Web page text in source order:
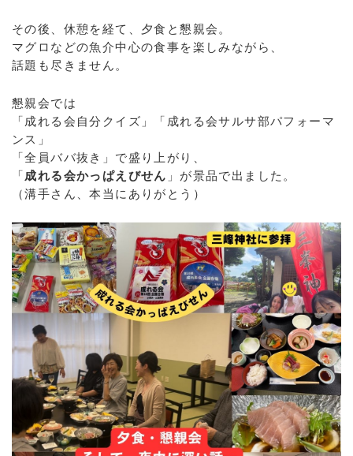
その後、休憩を経て、夕食と懇親会。
マグロなどの魚介中心の食事を楽しみながら、
話題も尽きません。
懇親会では
「成れる会自分クイズ」「成れる会サルサ部パフォーマ
ンス」
「全員ババ抜き」で盛り上がり、
「成れる会かっぱえびせん 」が景品で出ました。
（溝手さん、本当にありがとう）